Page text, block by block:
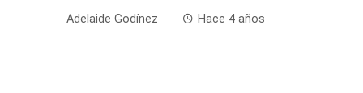
Adelaide Godínez Hace 4 años